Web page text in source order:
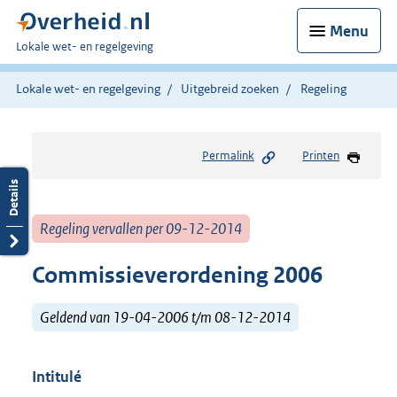
Menu
U
bent
hier:
Lokale wet- en regelgeving
Lokale wet- en regelgeving Uitgebreid zoeken Regeling
Permalink Printen
Regeling vervallen per 09-12-2014
Commissieverordening 2006
Geldend van 19-04-2006 t/m 08-12-2014
Intitulé